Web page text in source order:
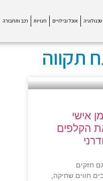
טכנולוגיה אוכל ובילויים חנויות רכב ותחבורה
תקווה
אישי
הקלפים
חזקים
חווים שחיקה,